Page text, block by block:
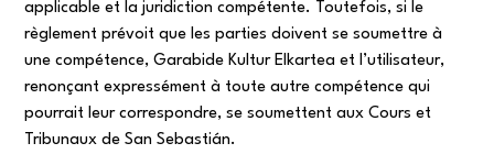
applicable et la juridiction compétente. Toutefois, si le
règlement prévoit que les parties doivent se soumettre à
une compétence, Garabide Kultur Elkartea et l’utilisateur,
renonçant expressément à toute autre compétence qui
pourrait leur correspondre, se soumettent aux Cours et
Tribunaux de San Sebastián.